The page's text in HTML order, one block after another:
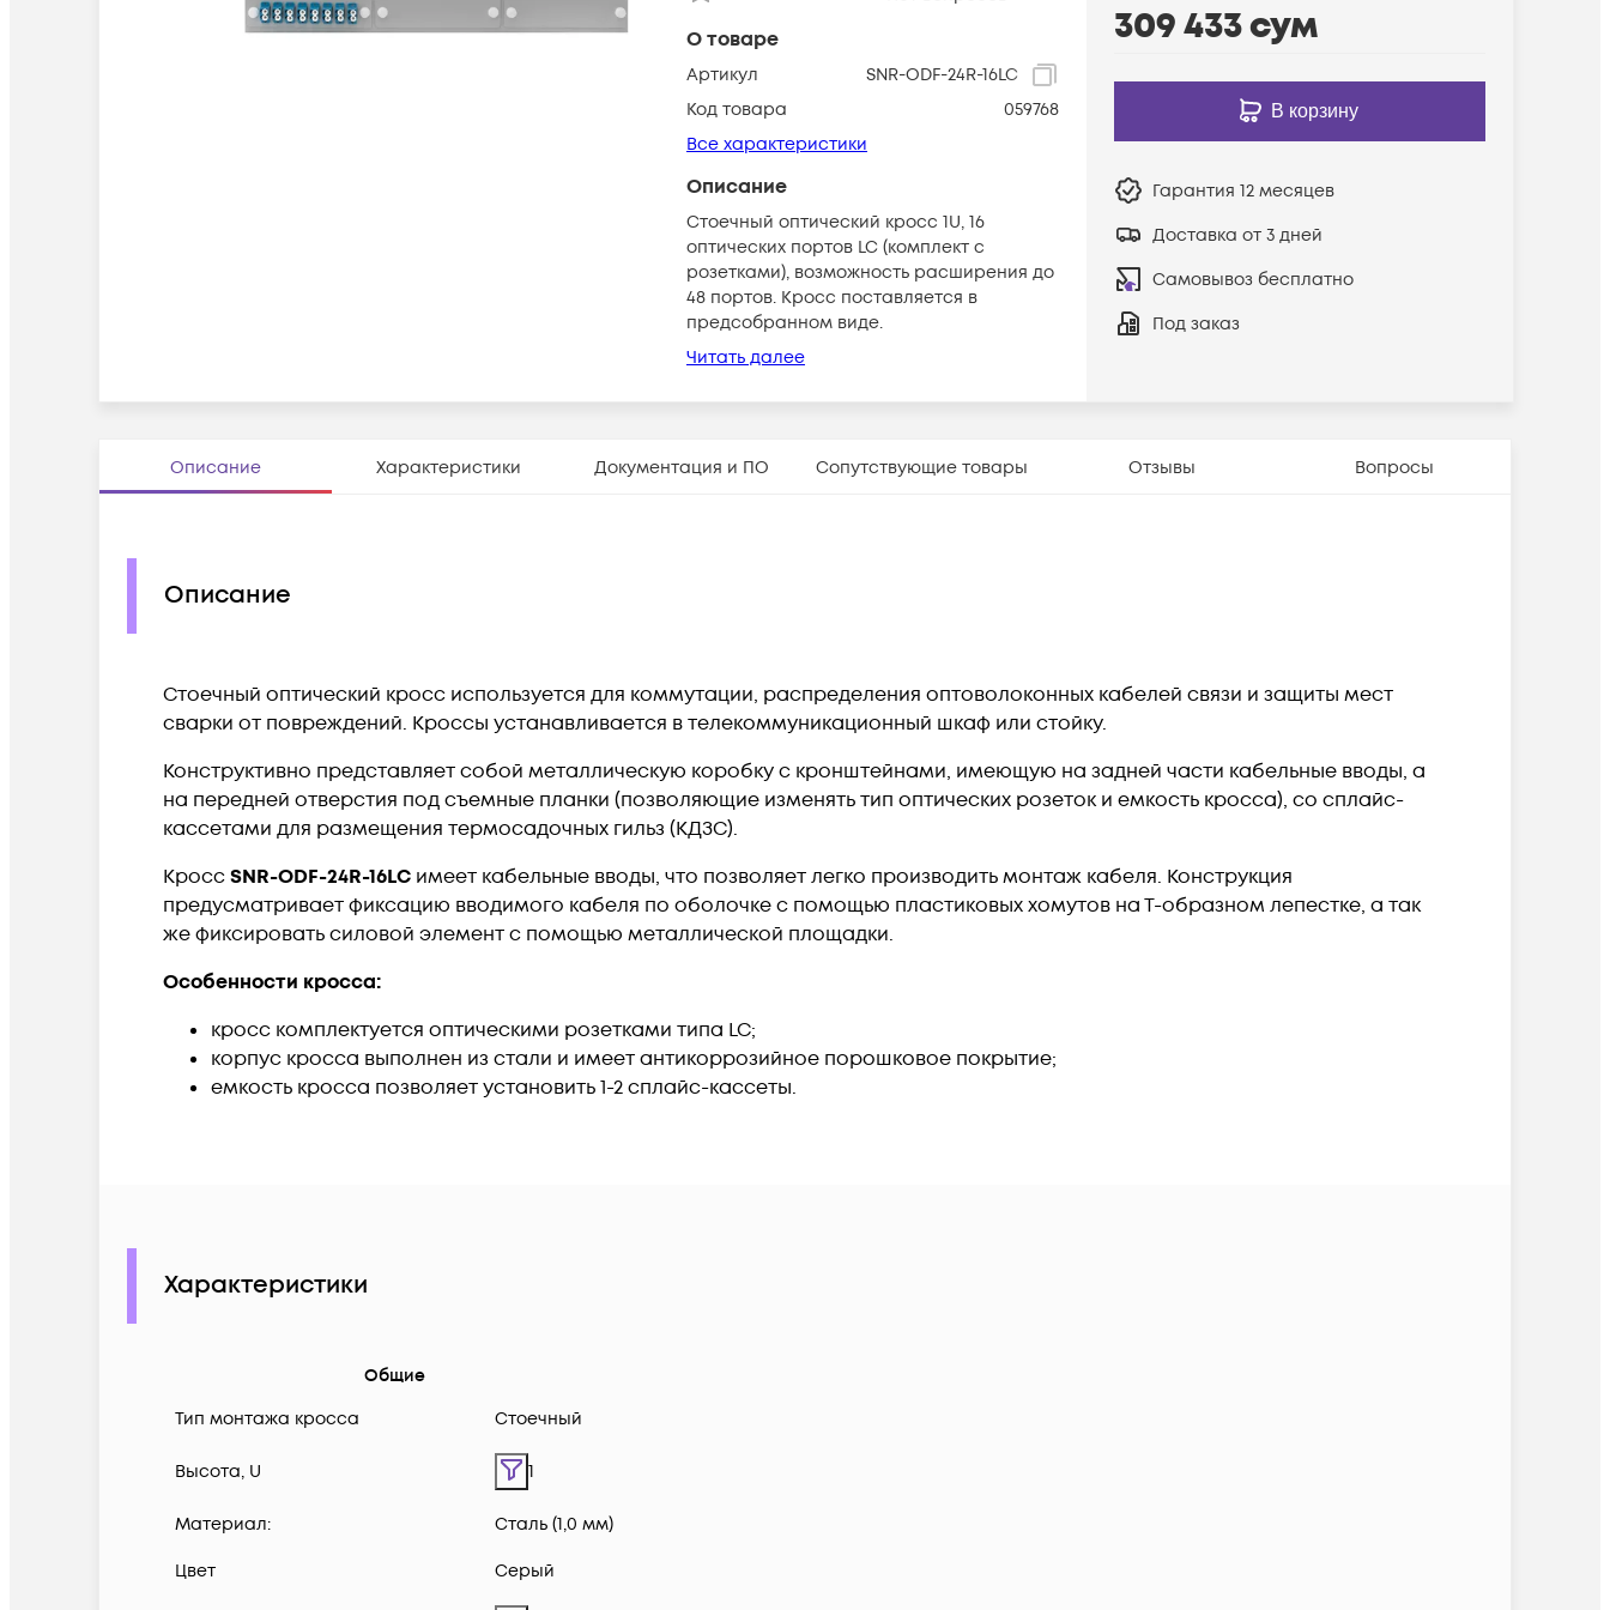
О товаре
Артикул
SNR-ODF-24R-16LC
Код товара
059768
Все характеристики
Описание
Стоечный оптический кросс 1U, 16
оптических портов LC (комплект с
розетками), возможность расширения до
48 портов. Кросс поставляется в
предсобранном виде.
Читать далее
309 433сум
В корзину
Гарантия 12 месяцев
Доставка от 3 дней
Самовывоз бесплатно
Под заказ
Описание Характеристики Документация и ПО Сопутствующие товары Отзывы Вопросы
Описание
Стоечный оптический кросс используется для коммутации, распределения оптоволоконных кабелей связи и защиты мест
сварки от повреждений. Кроссы устанавливается в телекоммуникационный шкаф или стойку.
Конструктивно представляет собой металлическую коробку с кронштейнами, имеющую на задней части кабельные вводы, а
на передней отверстия под съемные планки (позволяющие изменять тип оптических розеток и емкость кросса), со сплайс-
кассетами для размещения термосадочных гильз (КДЗС).
КроссSNR-ODF-24R-16LC имеет кабельные вводы, что позволяет легко производить монтаж кабеля. Конструкция
предусматривает фиксацию вводимого кабеля по оболочке с помощью пластиковых хомутов на Т-образном лепестке, а так
же фиксировать силовой элемент с помощью металлической площадки.
Особенности кросса:​
кросс комплектуется оптическими розетками типа LC;
корпус кросса выполнен из стали и имеет антикоррозийное порошковое покрытие;
емкость кросса позволяет установить 1-2 сплайс-кассеты.
Характеристики
Общие
Тип монтажа кросса
Стоечный
Высота, U 1
Материал: Сталь (1,0 мм)
Цвет Серый